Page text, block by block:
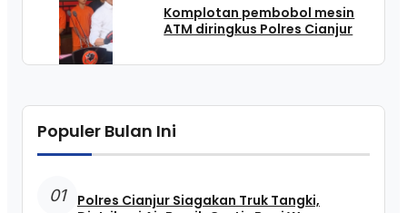
Komplotan pembobol mesin
ATM diringkus Polres Cianjur
Populer Bulan Ini
01
Polres Cianjur Siagakan Truk Tangki,